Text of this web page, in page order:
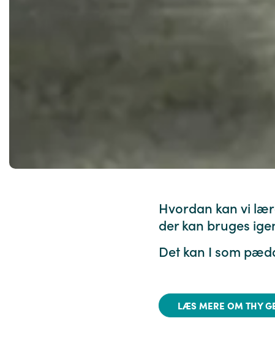
Hvordan kan vi
der kan bruges
Det kan I som
LÆS MERE OM THY